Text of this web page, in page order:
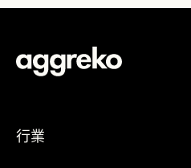
行業